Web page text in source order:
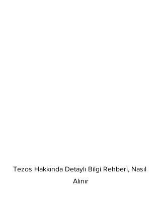
Tezos Hakkında Detaylı Bilgi Rehberi, Nasıl
Alınır